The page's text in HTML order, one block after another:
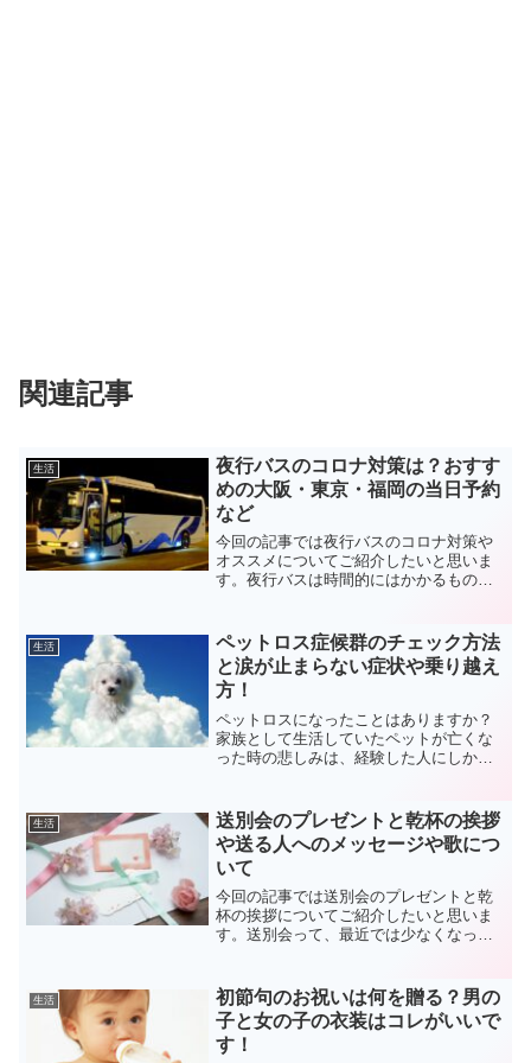
関連記事
生活
夜行バスのコロナ対策は？おすす
めの大阪・東京・福岡の当日予約
など
今回の記事では夜行バスのコロナ対策や
オススメについてご紹介したいと思いま
す。夜行バスは時間的にはかかるものの
ら新型コロナウィルスの影響で感染対策
は大丈夫だろうかといった...
生活
ペットロス症候群のチェック方法
と涙が止まらない症状や乗り越え
方！
ペットロスになったことはありますか？
家族として生活していたペットが亡くな
った時の悲しみは、経験した人にしかわ
生活
送別会のプレゼントと乾杯の挨拶
や送る人へのメッセージや歌につ
いて
今回の記事では送別会のプレゼントと乾
杯の挨拶についてご紹介したいと思いま
す。送別会って、最近では少なくなって
関係で一部の人だけで小さな送別会を行
う感じになっているようで...
生活
初節句のお祝いは何を贈る？男の
子と女の子の衣装はコレがいいで
す！